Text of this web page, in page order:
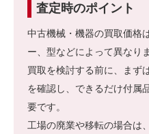
査定時のポイント
中古機械・機器の買取価格
ー、型などによって異なり
買取を検討する前に、まず
を確認し、できるだけ付属
要です。
工場の廃業や移転の場合は